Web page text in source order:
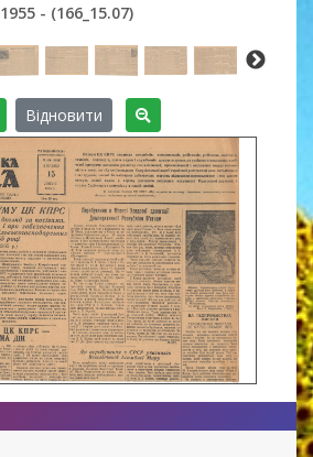
1955 - (166_15.07)
Відновити